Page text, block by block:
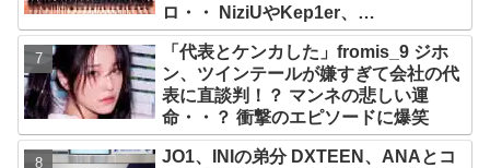
ロ・・ NiziUやKep1er、
ZEROBASEONEら人気グループが
続々と誕生！ JO1やINI、ME:Iを生ん
だ日プまで一挙紹介
「代表とケンカした」fromis_9 ジホ
ン、ツインテールが嫌すぎて会社の代
表に直談判！？ マンネの悲しい運
命・・？ 衝撃のエピソードに爆笑
JO1、INIの弟分 DXTEEN、ANAとコ